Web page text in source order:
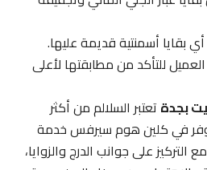
بقايا أسمنتية قديمة عليها.
للتأكد من مطابقتها لأعلى
بجدةتعتبر السلالم من أكثر
في كلين هوم سيرفس خدمة
على جوانب الدرج والزوايا،